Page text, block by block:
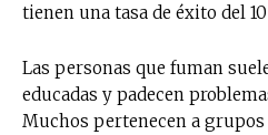
tienen una tasa de éxito del
Las personas que fuman
educadas y padecen
Muchos pertenecen a